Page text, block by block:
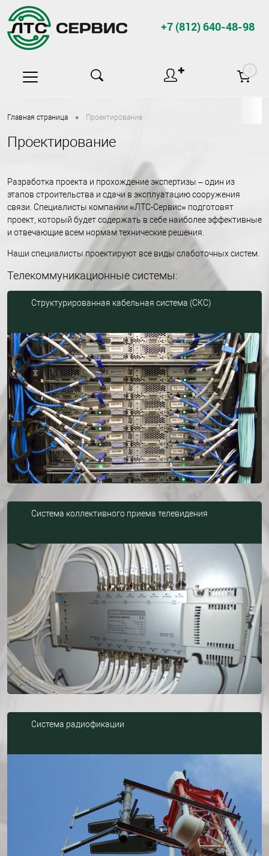
+7 (812) 640-48-98
✚ 0
Главная страница • Проектирование
Проектирование
Разработка проекта и прохождение экспертизы – один из
этапов строительства и сдачи в эксплуатацию сооружения
связи. Специалисты компании «ЛТС-Сервис» подготовят
проект, который будет содержать в себе наиболее эффективные
и отвечающие всем нормам технические решения.
Наши специалисты проектируют все виды слаботочных систем.
Телекоммуникационные системы:
Структурированная кабельная система (СКС)
Система коллективного приема телевидения
Система радиофикации